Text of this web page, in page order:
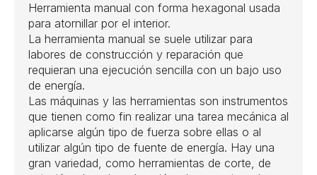
Herramienta manual con forma hexagonal usada
para atornillar por el interior.
La herramienta manual se suele utilizar para
labores de construcción y reparación que
requieran una ejecución sencilla con un bajo uso
de energía.
Las máquinas y las herramientas son instrumentos
que tienen como fin realizar una tarea mecánica al
aplicarse algún tipo de fuerza sobre ellas o al
utilizar algún tipo de fuente de energía. Hay una
gran variedad, como herramientas de corte, de